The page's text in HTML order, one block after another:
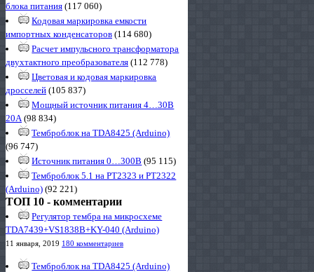
блока питания (117 060)
Кодовая маркировка емкости
импортных конденсаторов (114 680)
Расчет импульсного трансформатора
двухтактного преобразователя (112 778)
Цветовая и кодовая маркировка
дросселей (105 837)
Мощный источник питания 4…30В
20А(98 834)
Темброблок на TDA8425 (Arduino)
(96 747)
Источник питания 0…300В (95 115)
Темброблок 5.1 на PT2323 и PT2322
(Arduino) (92 221)
ТОП 10 - комментарии
Регулятор тембра на микросхеме
TDA7439+VS1838B+KY-040 (Arduino)
11 января, 2019 180 комментариев
Темброблок на TDA8425 (Arduino)